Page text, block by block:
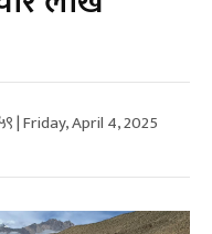
| Friday, April 4, 2025